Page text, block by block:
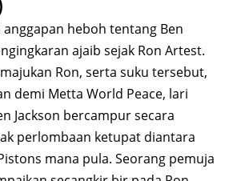
heboh tentang Ben
ajaib sejak Ron Artest.
Ron, serta suku tersebut,
demi Metta World Peace, lari
Jackson bercampur secara
perlombaan ketupat diantara
mana pula. Seorang pemuja